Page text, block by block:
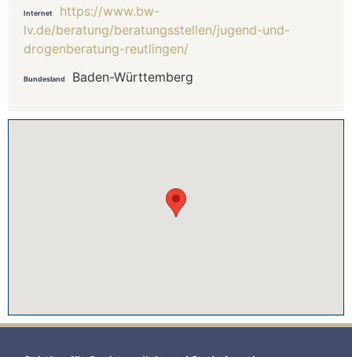
Internet
https://www.bw-
lv.de/beratung/beratungsstellen/jugend-und-
drogenberatung-reutlingen/
Bundesland Baden-Württemberg